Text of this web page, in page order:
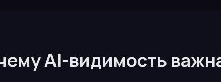
AI-видимость